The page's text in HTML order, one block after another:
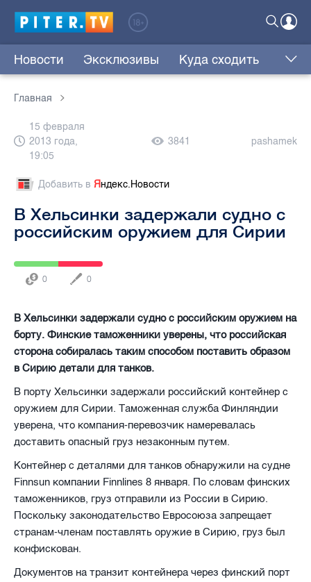
Новости Эксклюзивы Куда сходить
Главная
15 февраля
2013 года,
19:05
3841 pashamek
Добавить в Яндекс.Новости
В Хельсинки задержали судно с
российским оружием для Сирии
0 0
В Хельсинки задержали судно с российским оружием на
борту. Финские таможенники уверены, что российская
сторона собиралась таким способом поставить образом
в Сирию детали для танков.
В порту Хельсинки задержали российский контейнер с
оружием для Сирии. Таможенная служба Финляндии
уверена, что компания-перевозчик намеревалась
доставить опасный груз незаконным путем.
Контейнер с деталями для танков обнаружили на судне
Finnsun компании Finnlines 8 января. По словам финских
таможенников, груз отправили из России в Сирию.
Поскольку законодательство Евросоюза запрещает
странам-членам поставлять оружие в Сирию, груз был
конфискован.
Документов на транзит контейнера через финский порт